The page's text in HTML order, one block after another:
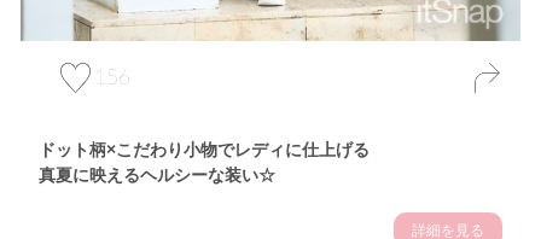
156
ドット柄×こだわり小物でレディに仕上げる
真夏に映えるヘルシーな装い☆
詳細を見る